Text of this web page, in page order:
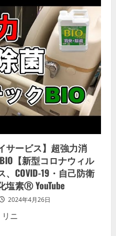
サービス】超強力消
【新型コロナウィル
COVID-19・自己防衛
塩素Ⓡ YouTube
2024年4月26日
ニ